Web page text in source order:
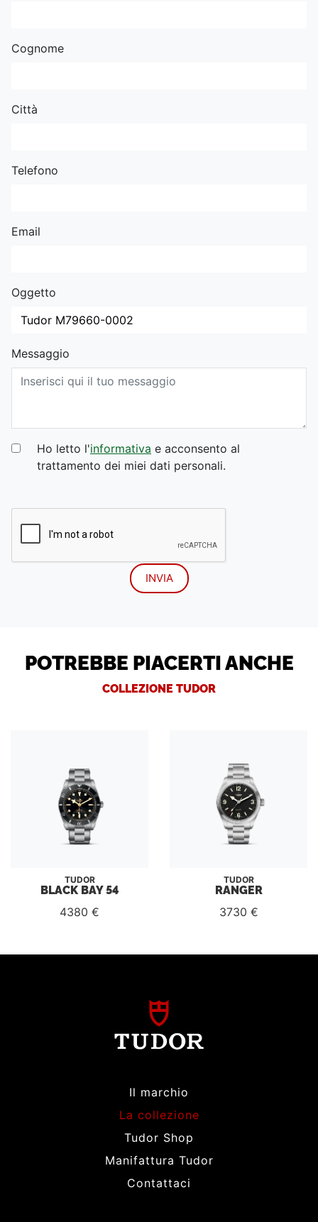
Cognome
Città
Telefono
Email
Oggetto
Messaggio
Ho letto l'informativa e acconsento al
trattamento dei miei dati personali.
POTREBBE PIACERTI ANCHE
COLLEZIONE TUDOR
TUDOR
BLACK BAY 54
4380 €
TUDOR
RANGER
3730 €
Il marchio
La collezione
Tudor Shop
Manifattura Tudor
Contattaci